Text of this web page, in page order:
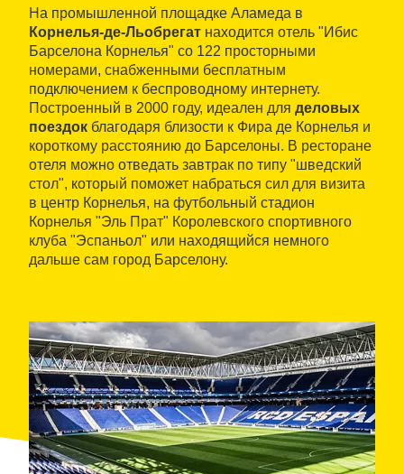
На промышленной площадке Аламеда в
Корнелья-де-Льобрегат находится отель "Ибис
Барселона Корнелья" со 122 просторными
номерами, снабженными бесплатным
подключением к беспроводному интернету.
Построенный в 2000 году, идеален для деловых
поездок благодаря близости к Фира де Корнелья и
короткому расстоянию до Барселоны. В ресторане
отеля можно отведать завтрак по типу "шведский
стол", который поможет набраться сил для визита
в центр Корнелья, на футбольный стадион
Корнелья "Эль Прат" Королевского спортивного
клуба "Эспаньол" или находящийся немного
дальше сам город Барселону.